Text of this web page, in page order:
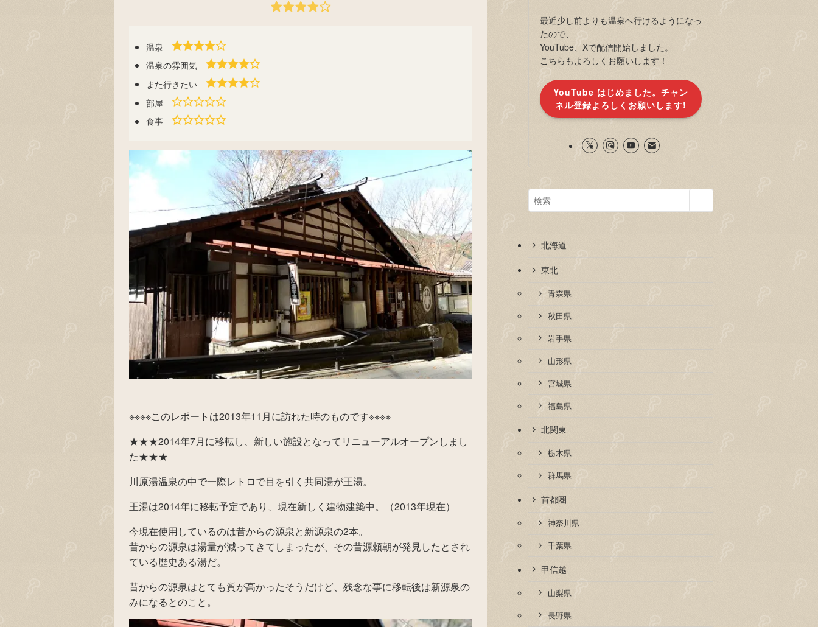
温泉
温泉の雰囲気
また行きたい
部屋
食事
※※※※このレポートは2013年11月に訪れた時のものです※※※※
★★★2014年7月に移転し、新しい施設となってリニューアルオープンしまし
た★★★
川原湯温泉の中で一際レトロで目を引く共同湯が王湯。
王湯は2014年に移転予定であり、現在新しく建物建築中。（2013年現在）
今現在使用しているのは昔からの源泉と新源泉の2本。
昔からの源泉は湯量が減ってきてしまったが、その昔源頼朝が発見したとされ
ている歴史ある湯だ。
昔からの源泉はとても質が高かったそうだけど、残念な事に移転後は新源泉の
みになるとのこと。
最近少し前よりも温泉へ行けるようになっ
たので、
YouTube、Xで配信開始しました。
こちらもよろしくお願いします！
YouTube はじめました。チャン
ネル登録よろしくお願いします!
北海道
東北
青森県
秋田県
岩手県
山形県
宮城県
福島県
北関東
栃木県
群馬県
首都圏
神奈川県
千葉県
甲信越
山梨県
長野県